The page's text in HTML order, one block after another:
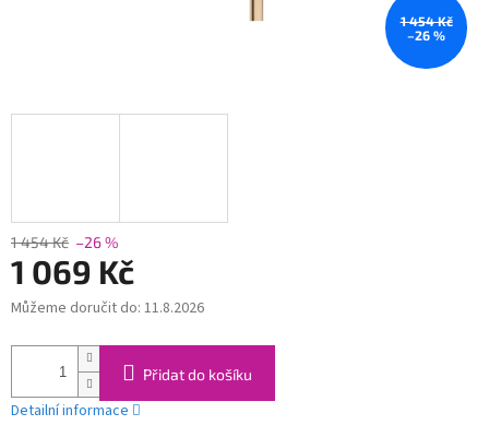
1 454 Kč
–26 %
1 454 Kč –26 %
1 069 Kč
Měrná
Můžeme doručit do: 11.8.2026
Přidat do košíku
Detailní informace